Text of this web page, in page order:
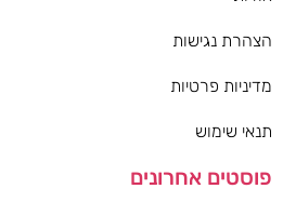
הצהרת נגישות
מדיניות פרטיות
תנאי שימוש
פוסטים אחרונים